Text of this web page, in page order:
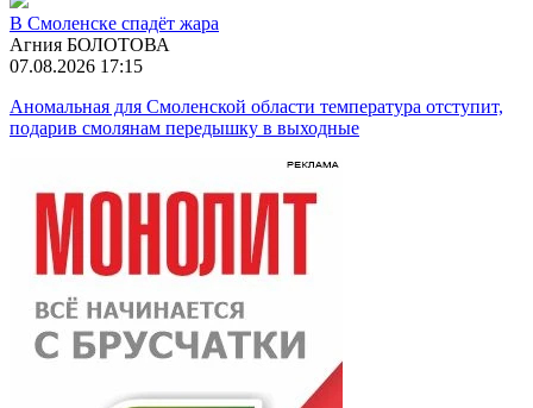
В Смоленске спадёт жара
Агния БОЛОТОВА
07.08.2026 17:15
Аномальная для Смоленской области температура отступит,
подарив смолянам передышку в выходные